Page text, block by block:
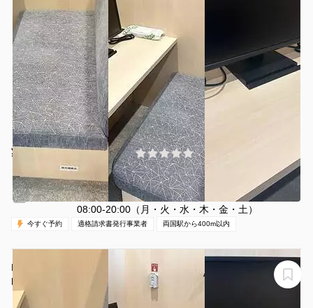
¥1645 〜 ¥1984 /時間
(0件)
両国駅 徒歩2分
東京都墨田区両国3-25-5
30分〜
営業時間：休日（日・祝）
08:00-20:00（月・火・水・木・金・土）
今すぐ予約 適格請求書発行事業者 両国駅から400m以内
H1T両国 BOX 03(1名)